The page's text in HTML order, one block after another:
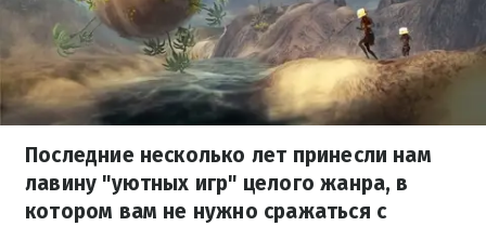
Последние несколько лет принесли нам
лавину "уютных игр" целого жанра, в
котором вам не нужно сражаться с